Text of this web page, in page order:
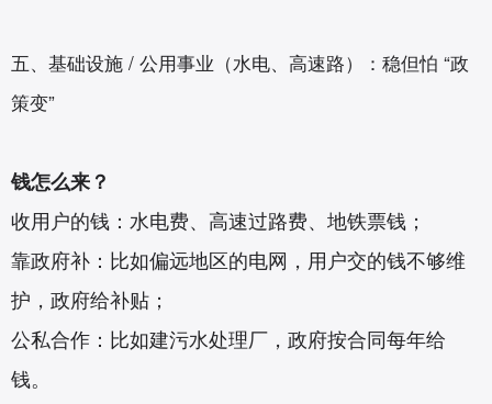
五、基础设施 / 公用事业（水电、高速路）：稳但怕 “政
策变”
钱怎么来？
收用户的钱：水电费、高速过路费、地铁票钱；
靠政府补：比如偏远地区的电网，用户交的钱不够维
护，政府给补贴；
公私合作：比如建污水处理厂，政府按合同每年给
钱。